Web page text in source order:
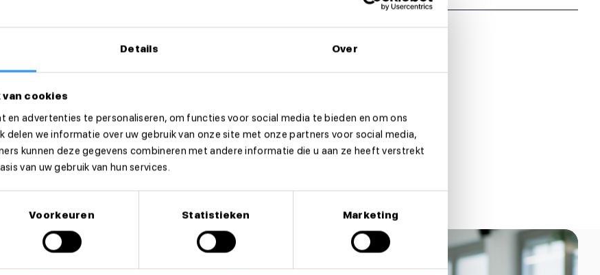
Details Over
cookies
en advertenties te personaliseren, om functies voor social media te bieden en om ons
delen we informatie over uw gebruik van onze site met onze partners voor social media,
kunnen deze gegevens combineren met andere informatie die u aan ze heeft verstrekt
van uw gebruik van hun services.
Voorkeuren Statistieken Marketing
direct!